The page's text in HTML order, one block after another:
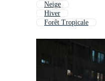
Neige
Hiver
Forêt Tropicale